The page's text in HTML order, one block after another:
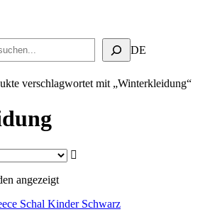
DE
verschlagwortet mit „Winterkleidung“
angezeigt